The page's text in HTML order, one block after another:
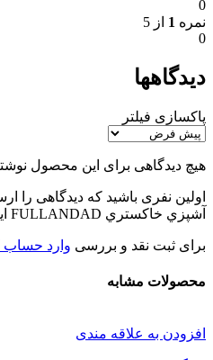
0
نمره 1 از 5
0
دیدگاهها
پاکسازی فیلتر
هیچ دیدگاهی برای این محصول
اولین نفری باشید که دیدگاهی را
آشپزي خاكستري FULLANDAD ايكيا”
برای ثبت نقد و بررسی وارد حساب
محصولات مشابه
افزودن به علاقه مندی